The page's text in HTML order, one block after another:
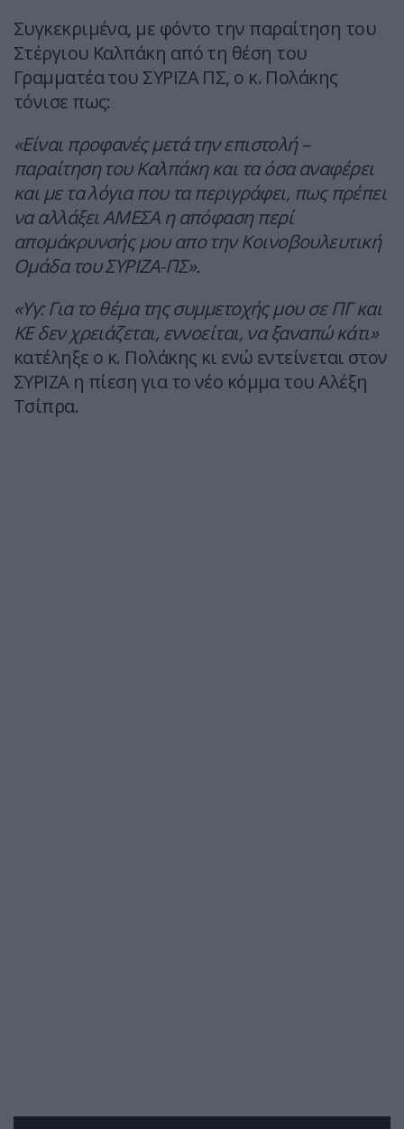
Συγκεκριμένα, με φόντο την παραίτηση του
Στέργιου Καλπάκη από τη θέση του
Γραμματέα του ΣΥΡΙΖΑ ΠΣ, ο κ. Πολάκης
τόνισε πως:
«Είναι προφανές μετά την επιστολή –
παραίτηση του Καλπάκη και τα όσα αναφέρει
και με τα λόγια που τα περιγράφει, πως πρέπει
να αλλάξει ΑΜΕΣΑ η απόφαση περί
απομάκρυνσής μου απο την Κοινοβουλευτική
Ομάδα του ΣΥΡΙΖΑ-ΠΣ».
«Υγ: Για το θέμα της συμμετοχής μου σε ΠΓ και
ΚΕ δεν χρειάζεται, εννοείται, να ξαναπώ κάτι»
κατέληξε ο κ. Πολάκης κι ενώ εντείνεται στον
ΣΥΡΙΖΑ η πίεση για το νέο κόμμα του Αλέξη
Τσίπρα.